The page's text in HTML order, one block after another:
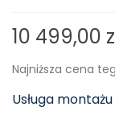
10 499,00
Najniższa cena
Usługa